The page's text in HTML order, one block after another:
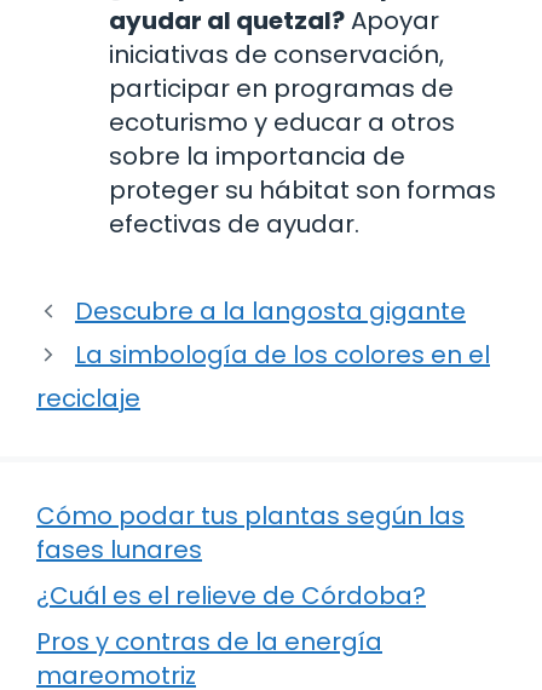
ayudar al quetzal?Apoyar
iniciativas de conservación,
participar en programas de
ecoturismo y educar a otros
sobre la importancia de
proteger su hábitat son formas
efectivas de ayudar.
Descubre a la langosta gigante
La simbología de los colores en el
reciclaje
Cómo podar tus plantas según las
fases lunares
¿Cuál es el relieve de Córdoba?
Pros y contras de la energía
mareomotriz